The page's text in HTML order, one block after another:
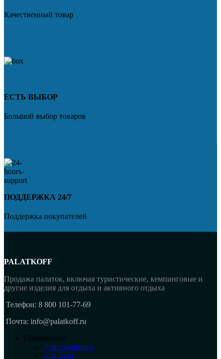
Качественный товар
ЕСТЬ ВЫБОР
Большой выбор товаров
ПОДДЕРЖКА 24/7
Поддержка покупателей
PALATKOFF
Продажа палаток, включая туристические, кемпинговые и
другие изделия для отдыха и активного отдыха
Телефон: 8 800 101-77-69
Почта: info@palatkoff.ru
Применение
Для глэмпинга
Для дачи